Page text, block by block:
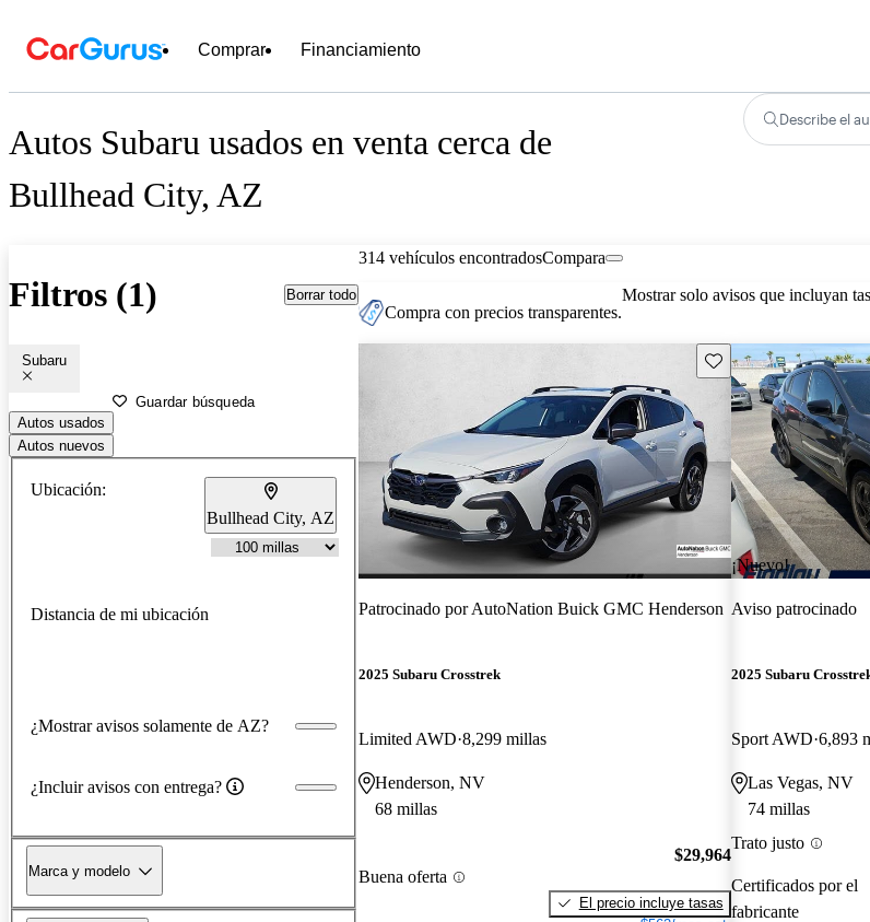
Comprar Financiamiento
Autos Subaru usados en venta cerca de
Bullhead City, AZ
Describe el
Filtros (1) Borrar todo
Subaru
Guardar búsqueda
Autos usados
Autos nuevos
Ubicación:
Bullhead City, AZ
Distancia de mi ubicación
¿Mostrar avisos solamente de AZ?
¿Incluir avisos con entrega?
Marca y modelo
314 vehículos encontradosCompara
Compra con precios transparentes.
Mostrar solo avisos que incluyan
Guarda este Aviso
Patrocinado porAutoNation Buick GMC Henderson
2025 Subaru Crosstrek
Limited AWD 8,299 millas
Henderson, NV
68 millas
Buena oferta
$29,964
El precio incluye tasas
¡Nuevo!
Aviso patrocinado
2025 Subaru
Sport AWD 6,893
Las Vegas, NV
74 millas
Trato justo
Certificados por el
fabricante